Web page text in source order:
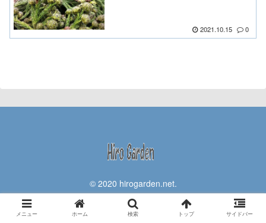
2021.10.15 0
© 2020 hirogarden.net.
メニュー ホーム 検索 トップ サイドバー